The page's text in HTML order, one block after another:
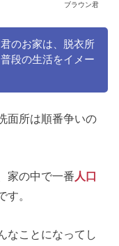
ブラウン君
のお家は、脱衣所
段の生活をイメー
面所は順番争いの
家の中で一番 人口
す。
なことになってし